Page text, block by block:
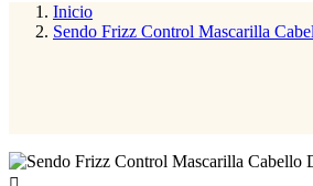
Inicio
Sendo Frizz Control Mascarilla